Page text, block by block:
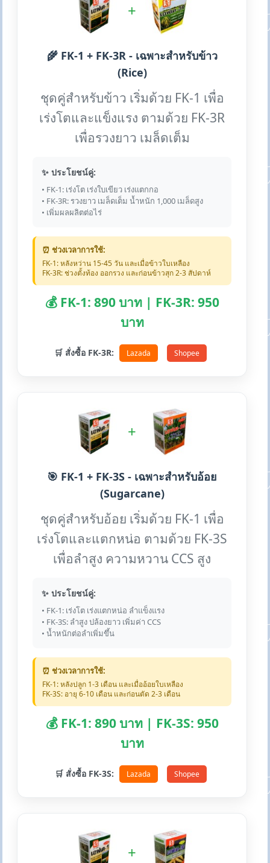
+
🌾 FK-1 + FK-3R - เฉพาะสำหรับข้าว
(Rice)
ชุดคู่สำหรับข้าว เริ่มด้วย FK-1 เพื่อ
เร่งโตและแข็งแรง ตามด้วย FK-3R
เพื่อรวงยาว เมล็ดเต็ม
✨ ประโยชน์คู่:
• FK-1: เร่งโต เร่งใบเขียว เร่งแตกกอ
• FK-3R: รวงยาว เมล็ดเต็ม น้ำหนัก 1,000 เมล็ดสูง
• เพิ่มผลผลิตต่อไร่
⏰ ช่วงเวลาการใช้:
FK-1: หลังหว่าน 15-45 วัน และเมื่อข้าวใบเหลือง
FK-3R: ช่วงตั้งท้อง ออกรวง และก่อนข้าวสุก 2-3 สัปดาห์
💰 FK-1: 890 บาท | FK-3R: 950
บาท
🛒 สั่งซื้อ FK-3R: Lazada Shopee
+
🎯 FK-1 + FK-3S - เฉพาะสำหรับอ้อย
(Sugarcane)
ชุดคู่สำหรับอ้อย เริ่มด้วย FK-1 เพื่อ
เร่งโตและแตกหน่อ ตามด้วย FK-3S
เพื่อลำสูง ความหวาน CCS สูง
✨ ประโยชน์คู่:
• FK-1: เร่งโต เร่งแตกหน่อ ลำแข็งแรง
• FK-3S: ลำสูง ปล้องยาว เพิ่มค่า CCS
• น้ำหนักต่อลำเพิ่มขึ้น
⏰ ช่วงเวลาการใช้:
FK-1: หลังปลูก 1-3 เดือน และเมื่ออ้อยใบเหลือง
FK-3S: อายุ 6-10 เดือน และก่อนตัด 2-3 เดือน
💰 FK-1: 890 บาท | FK-3S: 950
บาท
🛒 สั่งซื้อ FK-3S: Lazada Shopee
+